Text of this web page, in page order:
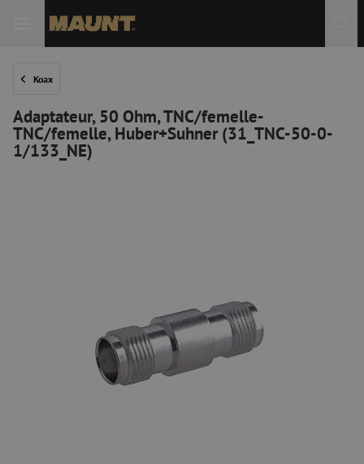
Koax
Adaptateur, 50 Ohm, TNC/femelle-
TNC/femelle, Huber+Suhner (31_TNC-50-0-
1/133_NE)